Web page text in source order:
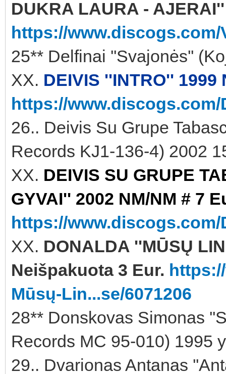
DUKRA LAURA -
https://www.discogs.com/
25** Delfinai ''Svajonės''
XX. DEIVIS ''INTRO'' 1999
https://www.discogs.com/
26.. Deivis Su Grupe
Records KJ1-136-4) 2002
XX. DEIVIS SU GRUPE
GYVAI'' 2002 NM/NM # 7
https://www.discogs.com/
XX. DONALDA ''MŪSŲ
Neišpakuota 3 Eur.
Mūsų-Lin...se/6071206
28** Donskovas Simonas
Records MC 95-010) 1995
29.. Dvarionas Antanas